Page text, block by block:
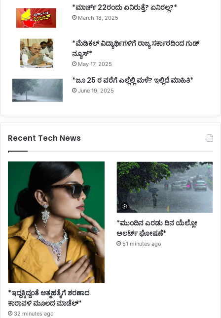
*ಮಾರ್ಚ್ 22ರಂದು ಏನಿರುತ್ತೆ? ಏನಿರಲ್ಲ?*
March 18, 2025
*ಮೆಡಿಕಲ್ ವಿದ್ಯಾರ್ಥಿಗಳಿಗೆ ರಾಜ್ಯ ಸರ್ಕಾರದಿಂದ ಗುಡ್
ನ್ಯೂಸ್*
May 17, 2025
*ಜೂ 25 ರ ವರೆಗೆ ಎಲ್ಲೆಲ್ಲಿ ಮಳೆ? ಇಲ್ಲಿದೆ ಮಾಹಿತಿ*
June 19, 2025
Recent Tech News
*ಇದ್ದಕ್ಕಿದ್ದಂತೆ ಆತ್ಮಹತ್ಯೆಗೆ ಶರಣಾದ
ಕಾರಾವಳಿ ಮೂಲದ ಮಾಡೆಲ್*
32 minutes ago
*ಮುಂದಿನ ಎರಡು ದಿನ ಯೆಲ್ಲೋ
ಅಲರ್ಟ್ ಘೋಷಣೆ*
51 minutes ago